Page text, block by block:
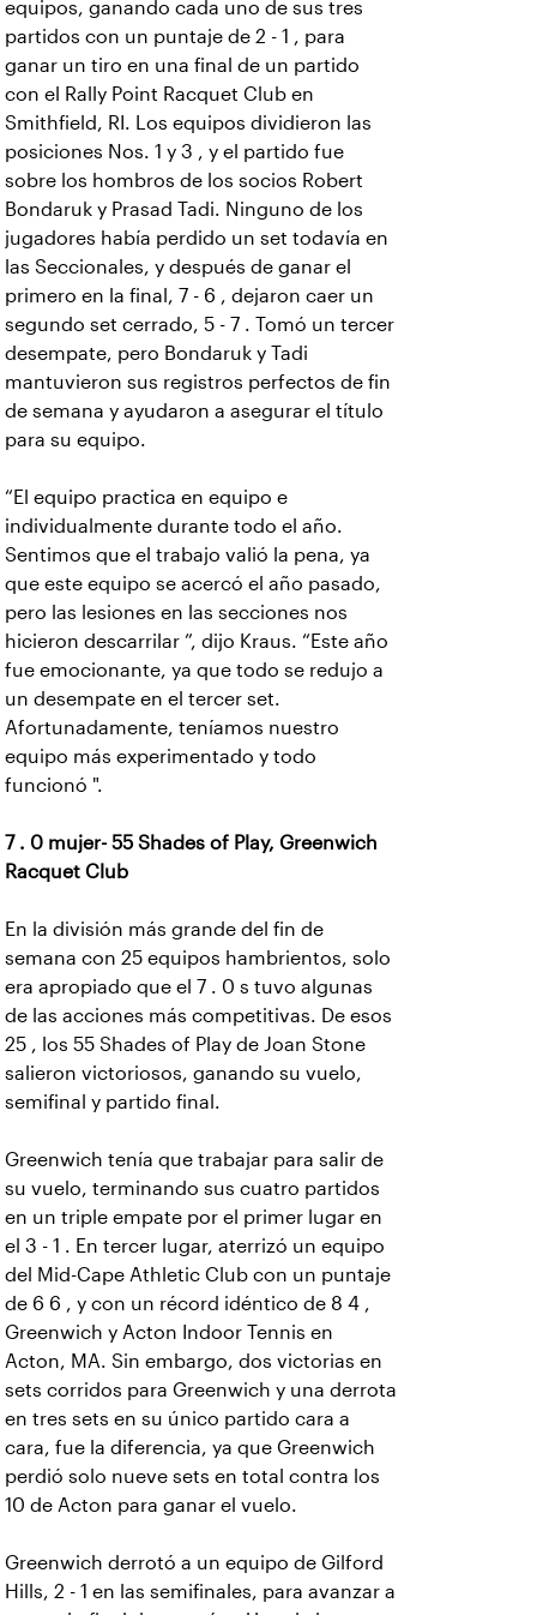
equipos, ganando cada uno de sus tres
partidos con un puntaje de 2 - 1 , para
ganar un tiro en una final de un partido
con el Rally Point Racquet Club en
Smithfield, RI. Los equipos dividieron las
posiciones Nos. 1 y 3 , y el partido fue
sobre los hombros de los socios Robert
Bondaruk y Prasad Tadi. Ninguno de los
jugadores había perdido un set todavía en
las Seccionales, y después de ganar el
primero en la final, 7 - 6 , dejaron caer un
segundo set cerrado, 5 - 7 . Tomó un tercer
desempate, pero Bondaruk y Tadi
mantuvieron sus registros perfectos de fin
de semana y ayudaron a asegurar el título
para su equipo.
“El equipo practica en equipo e
individualmente durante todo el año.
Sentimos que el trabajo valió la pena, ya
que este equipo se acercó el año pasado,
pero las lesiones en las secciones nos
hicieron descarrilar ”, dijo Kraus. “Este año
fue emocionante, ya que todo se redujo a
un desempate en el tercer set.
Afortunadamente, teníamos nuestro
equipo más experimentado y todo
funcionó ".
7 . 0 mujer- 55 Shades of Play, Greenwich
Racquet Club
En la división más grande del fin de
semana con 25 equipos hambrientos, solo
era apropiado que el 7 . 0 s tuvo algunas
de las acciones más competitivas. De esos
25 , los 55 Shades of Play de Joan Stone
salieron victoriosos, ganando su vuelo,
semifinal y partido final.
Greenwich tenía que trabajar para salir de
su vuelo, terminando sus cuatro partidos
en un triple empate por el primer lugar en
el 3 - 1 . En tercer lugar, aterrizó un equipo
del Mid-Cape Athletic Club con un puntaje
de 6 6 , y con un récord idéntico de 8 4 ,
Greenwich y Acton Indoor Tennis en
Acton, MA. Sin embargo, dos victorias en
sets corridos para Greenwich y una derrota
en tres sets en su único partido cara a
cara, fue la diferencia, ya que Greenwich
perdió solo nueve sets en total contra los
10 de Acton para ganar el vuelo.
Greenwich derrotó a un equipo de Gilford
Hills, 2 - 1 en las semifinales, para avanzar a